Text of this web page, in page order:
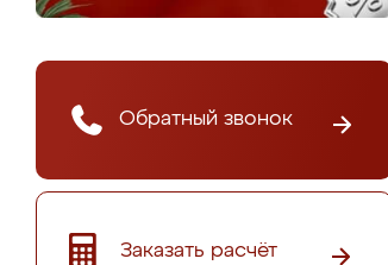
Обратный звонок
Заказать расчёт